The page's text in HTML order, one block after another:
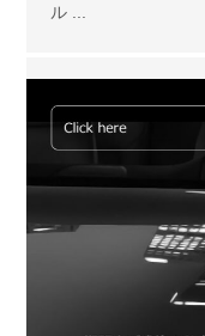
ル ...